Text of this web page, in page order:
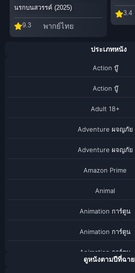
นรกบนสวรรค์ (2025)
9.3 พากย์ไทย
3.4
ประเภทหนัง
Action บู๊
Action บู๊
Adult 18+
Adventure ผจญภัย
Adventure ผจญภัย
Amazon Prime
Animal
Animation การ์ตูน
Animation การ์ตูน
Animation การ์ตูน
ดูหนังตามปีที่ฉาย